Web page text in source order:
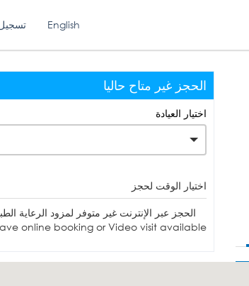
English
الحجز غير متاح حاليا
اختيار العيادة
اختيار الوقت لحجز
الحجز عبر الإنترنت غير متوفر لمزود الرعاية الطبية. يمكنك
online booking or Video visit available.